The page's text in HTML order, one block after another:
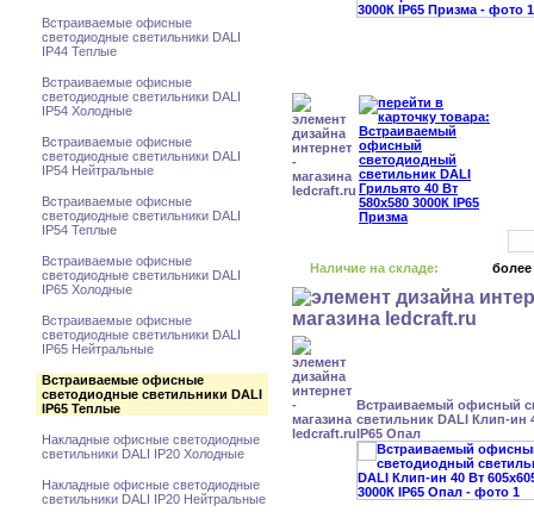
Встраиваемые офисные
светодиодные светильники DALI
IP44 Теплые
Встраиваемые офисные
светодиодные светильники DALI
IP54 Холодные
Встраиваемые офисные
светодиодные светильники DALI
IP54 Нейтральные
Встраиваемые офисные
светодиодные светильники DALI
IP54 Теплые
Встраиваемые офисные
светодиодные светильники DALI
IP65 Холодные
Встраиваемые офисные
светодиодные светильники DALI
IP65 Нейтральные
Встраиваемые офисные
светодиодные светильники DALI
IP65 Теплые
Накладные офисные светодиодные
светильники DALI IP20 Холодные
Накладные офисные светодиодные
светильники DALI IP20 Нейтральные
Наличие на складе: более
Встраиваемый офисный
светильник DALI Клип-ин
IP65 Опал